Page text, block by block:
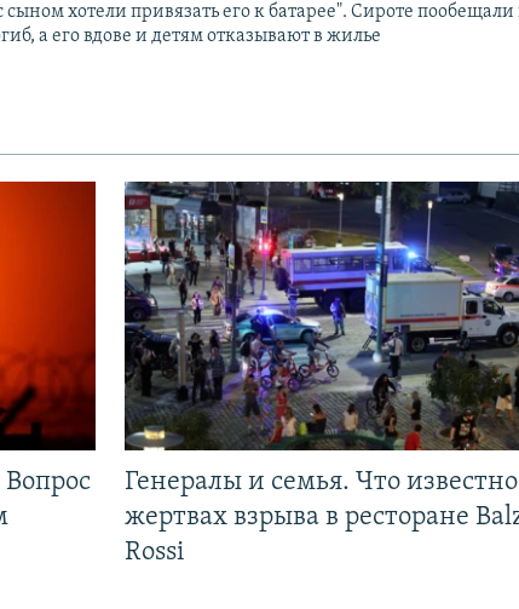
хотели привязать его к батарее". Сироте пообещали
а его вдове и детям отказывают в жилье
Генералы и семья. Что
жертвах взрыва в ресторане
Rossi